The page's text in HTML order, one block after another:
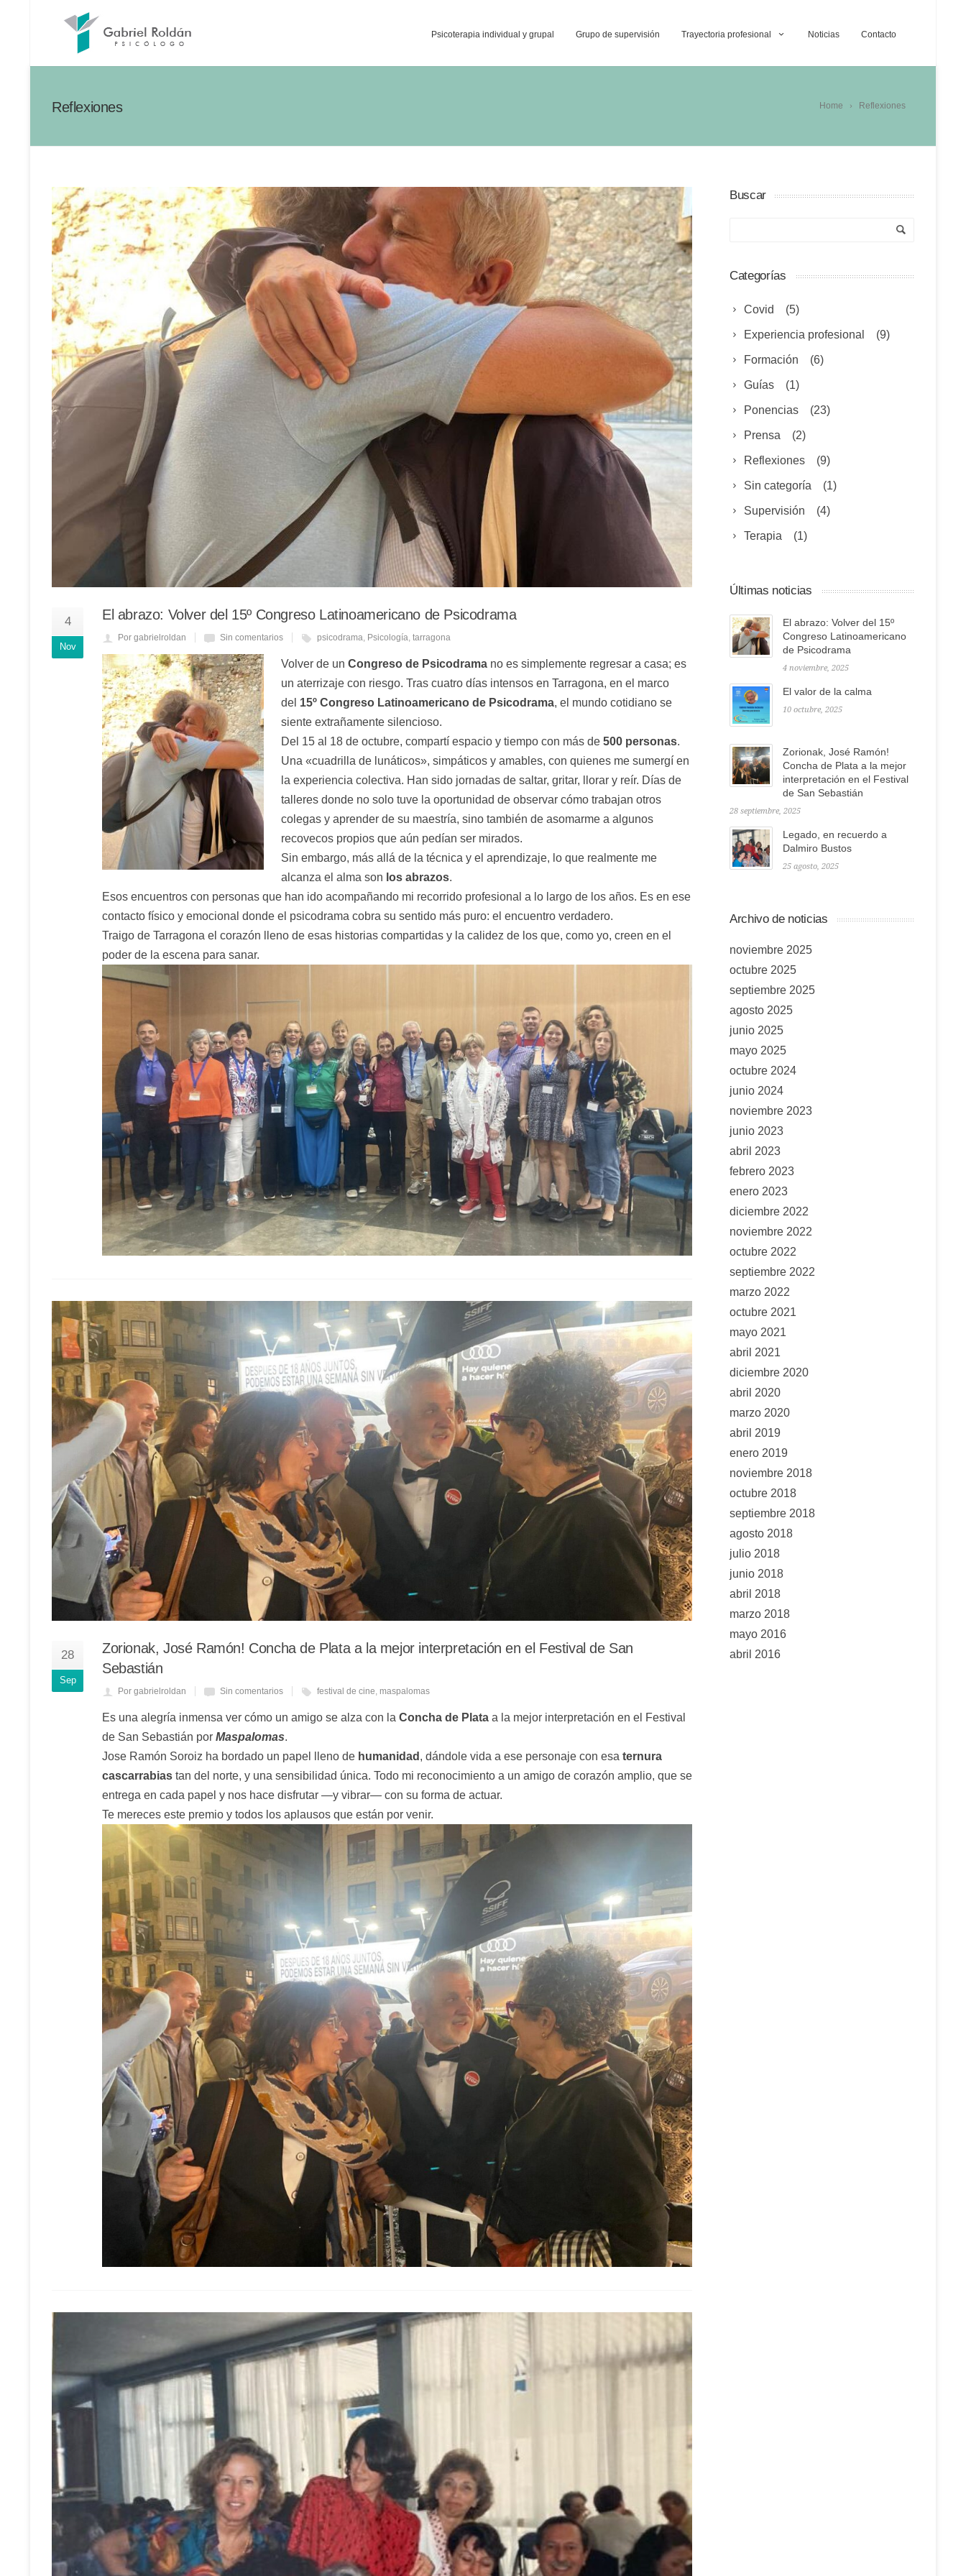
Psicoterapia individual y grupal Grupo de supervisión Trayectoria profesional Noticias Contacto
Home Reflexiones
Reflexiones
4
Nov
El abrazo: Volver del 15º Congreso Latinoamericano de Psicodrama
Por gabrielroldan Sin comentarios psicodrama, Psicología, tarragona
Volver de un Congreso de Psicodrama no es simplemente regresar a casa; es
un aterrizaje con riesgo. Tras cuatro días intensos en Tarragona, en el marco
del 15º Congreso Latinoamericano de Psicodrama, el mundo cotidiano se
siente extrañamente silencioso.
Del 15 al 18 de octubre, compartí espacio y tiempo con más de 500 personas.
Una «cuadrilla de lunáticos», simpáticos y amables, con quienes me sumergí en
la experiencia colectiva. Han sido jornadas de saltar, gritar, llorar y reír. Días de
talleres donde no solo tuve la oportunidad de observar cómo trabajan otros
colegas y aprender de su maestría, sino también de asomarme a algunos
recovecos propios que aún pedían ser mirados.
Sin embargo, más allá de la técnica y el aprendizaje, lo que realmente me
alcanza el alma son los abrazos.
Esos encuentros con personas que han ido acompañando mi recorrido profesional a lo largo de los años. Es en ese
contacto físico y emocional donde el psicodrama cobra su sentido más puro: el encuentro verdadero.
Traigo de Tarragona el corazón lleno de esas historias compartidas y la calidez de los que, como yo, creen en el
poder de la escena para sanar.
28
Sep
Zorionak, José Ramón! Concha de Plata a la mejor interpretación en el Festival de San
Sebastián
Por gabrielroldan Sin comentarios festival de cine, maspalomas
Es una alegría inmensa ver cómo un amigo se alza con la Concha de Plata a la mejor interpretación en el Festival
de San Sebastián por Maspalomas.
Jose Ramón Soroiz ha bordado un papel lleno de humanidad , dándole vida a ese personaje con esa ternura
cascarrabias tan del norte, y una sensibilidad única. Todo mi reconocimiento a un amigo de corazón amplio, que se
entrega en cada papel y nos hace disfrutar —y vibrar— con su forma de actuar.
Te mereces este premio y todos los aplausos que están por venir.
Buscar
Categorías
Covid (5)
Experiencia profesional (9)
Formación (6)
Guías (1)
Ponencias (23)
Prensa (2)
Reflexiones (9)
Sin categoría (1)
Supervisión (4)
Terapia (1)
Últimas noticias
El abrazo: Volver del 15º
Congreso Latinoamericano
de Psicodrama
4 noviembre, 2025
El valor de la calma
10 octubre, 2025
Zorionak, José Ramón!
Concha de Plata a la mejor
interpretación en el Festival
de San Sebastián
28 septiembre, 2025
Legado, en recuerdo a
Dalmiro Bustos
25 agosto, 2025
Archivo de noticias
noviembre 2025
octubre 2025
septiembre 2025
agosto 2025
junio 2025
mayo 2025
octubre 2024
junio 2024
noviembre 2023
junio 2023
abril 2023
febrero 2023
enero 2023
diciembre 2022
noviembre 2022
octubre 2022
septiembre 2022
marzo 2022
octubre 2021
mayo 2021
abril 2021
diciembre 2020
abril 2020
marzo 2020
abril 2019
enero 2019
noviembre 2018
octubre 2018
septiembre 2018
agosto 2018
julio 2018
junio 2018
abril 2018
marzo 2018
mayo 2016
abril 2016